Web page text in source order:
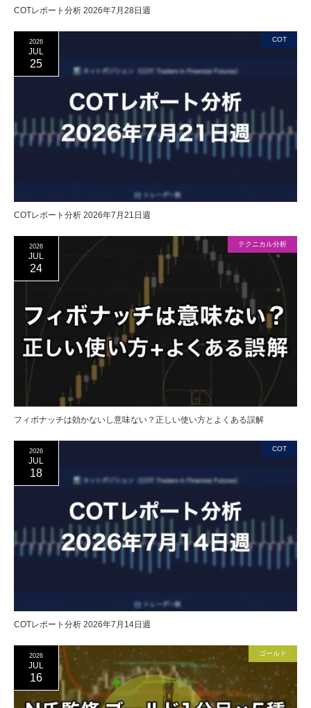
COTレポート分析 2026年7月28日週
2026
JUL
25
COT
COTレポート分析 2026年7月21日週
2026
JUL
24
テクニカル分析
フィボナッチは効かないし意味ない？正しい使い方とよくある誤解
2026
JUL
18
COT
COTレポート分析 2026年7月14日週
2026
JUL
16
ゴールド